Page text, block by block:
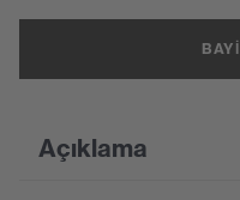
Açıklama